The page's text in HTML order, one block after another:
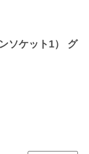
ソケット1） グ